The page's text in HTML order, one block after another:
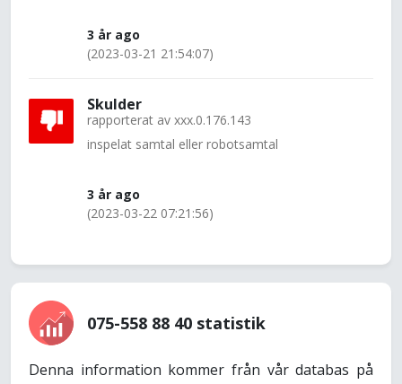
3 år ago
(2023-03-21 21:54:07)
Skulder
rapporterat av xxx.0.176.143
inspelat samtal eller robotsamtal
3 år ago
(2023-03-22 07:21:56)
075-558 88 40 statistik
Denna information kommer från vår databas på